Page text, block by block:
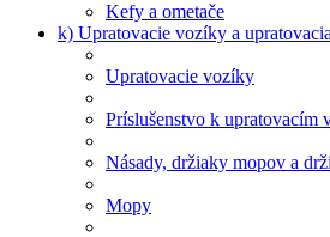
Kefy a ometače
k) Upratovacie vozíky a
Upratovacie vozíky
Príslušenstvo k upratovacím
Násady, držiaky mopov a
Mopy